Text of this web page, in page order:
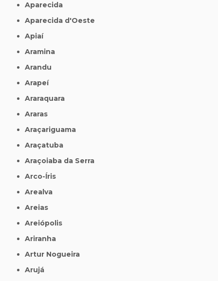
Aparecida
Aparecida d'Oeste
Apiaí
Aramina
Arandu
Arapeí
Araraquara
Araras
Araçariguama
Araçatuba
Araçoiaba da Serra
Arco-Íris
Arealva
Areias
Areiópolis
Ariranha
Artur Nogueira
Arujá